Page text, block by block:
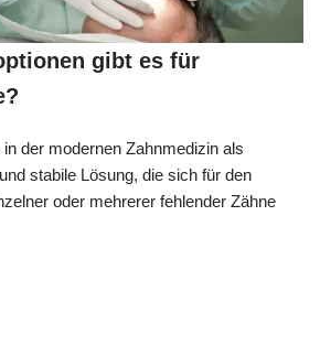
gibt es für
der modernen Zahnmedizin als
stabile Lösung, die sich für den
oder mehrerer fehlender Zähne